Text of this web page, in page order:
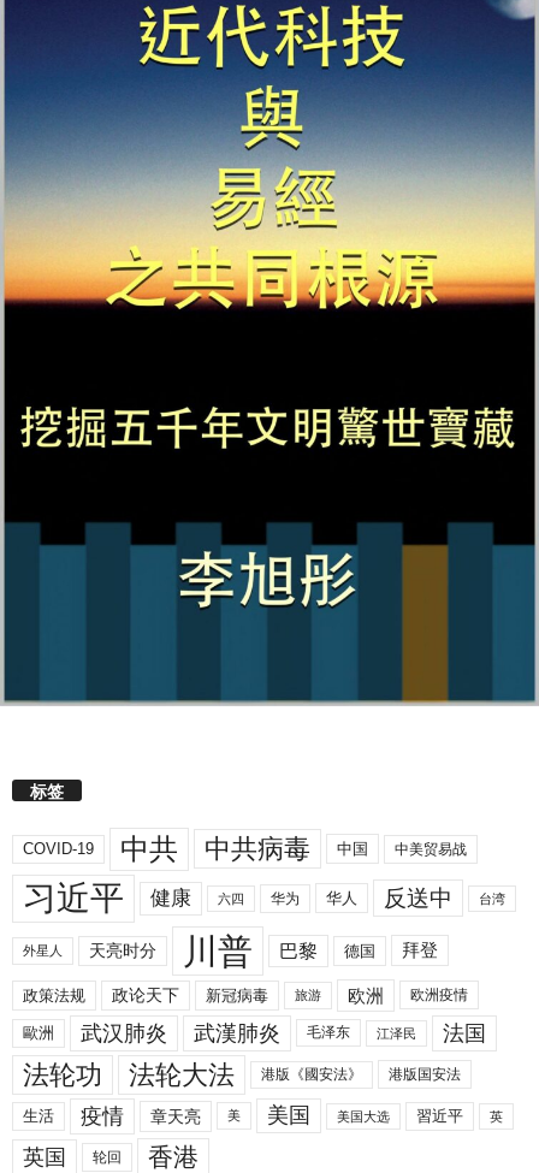
标签
COVID-19 中共 中共病毒 中国 中美贸易战
习近平 健康 六四 华为 华人 反送中 台湾
外星人 天亮时分 川普 巴黎 德国 拜登
政策法规 政论天下 新冠病毒 旅游 欧洲 欧洲疫情
歐洲 武汉肺炎 武漢肺炎 毛泽东 江泽民 法国
法轮功 法轮大法 港版《國安法》 港版国安法
生活 疫情 章天亮 美 美国 美国大选 習近平 英
英国 轮回 香港